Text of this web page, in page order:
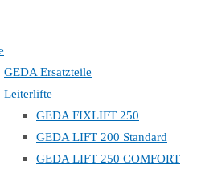
GEDA Ersatzteile
Leiterlifte
GEDA FIXLIFT 250
GEDA LIFT 200 Standard
GEDA LIFT 250 COMFORT